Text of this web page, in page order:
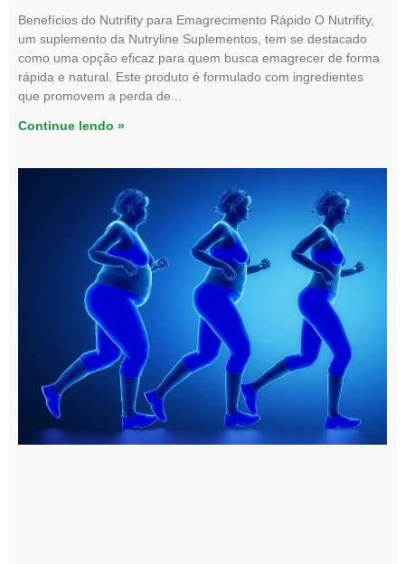
Benefícios do Nutrifity para Emagrecimento Rápido O Nutrifity,
um suplemento da Nutryline Suplementos, tem se destacado
como uma opção eficaz para quem busca emagrecer de forma
rápida e natural. Este produto é formulado com ingredientes
que promovem a perda de
Continue lendo »